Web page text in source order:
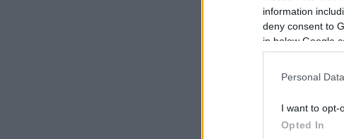
information
deny consent to
in below Google
Personal
I want to opt-
Opted In